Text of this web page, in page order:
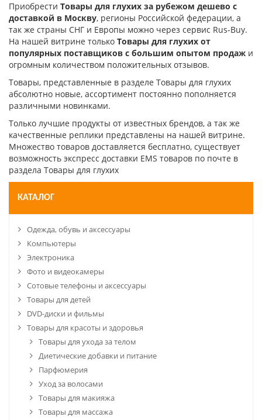
КАТАЛОГ
Одежда, обувь и аксессуары
Компьютеры
Электроника
Фото и видеокамеры
Сотовые телефоны и аксессуары
Товары для детей
DVD-диски и фильмы
Товары для красоты и здоровья
Товары для ухода за телом
Диетические добавки и питание
Парфюмерия
Уход за волосами
Товары для макияжа
Товары для массажа
Приобрести Товары для глухих за рубежом дешево с
доставкой в Москву, регионы Российской федерации, а
так же страны СНГ и Европы можно через сервис Rus-Buy.
На нашей витрине только Товары для глухих от
популярных поставщиков с большим опытом продаж и
огромным количеством положительных отзывов.
Товары, представленные в разделе Товары для глухих
абсолютно новые, ассортимент постоянно пополняется
различными новинками.
Только лучшие продукты от известных брендов, а так же
качественные реплики представлены на нашей витрине.
Множество товаров доставляется бесплатно, существует
возможность экспресс доставки EMS товаров по почте в
раздела Товары для глухих